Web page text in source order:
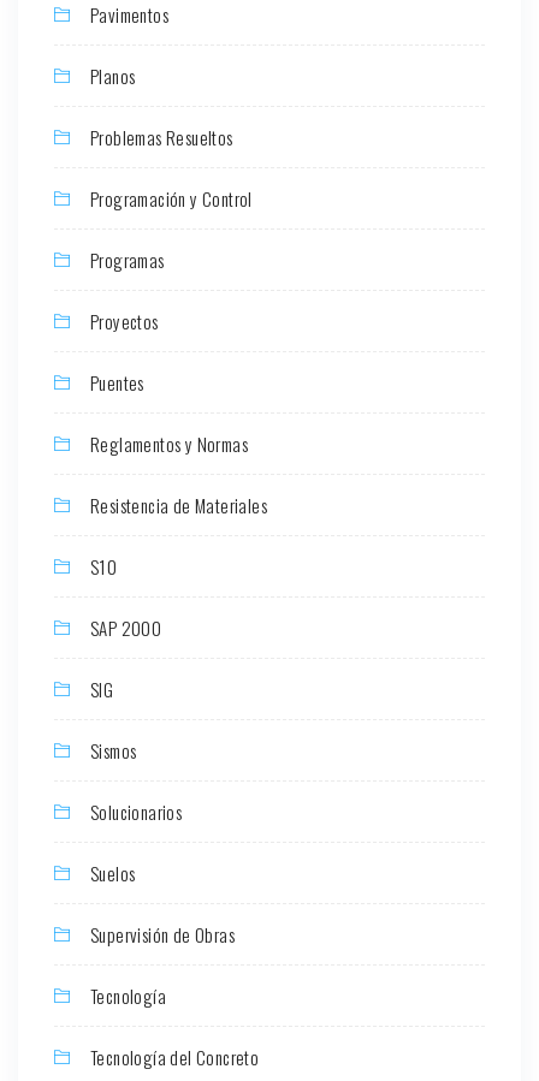
Pavimentos
Planos
Problemas Resueltos
Programación y Control
Programas
Proyectos
Puentes
Reglamentos y Normas
Resistencia de Materiales
S10
SAP 2000
SIG
Sismos
Solucionarios
Suelos
Supervisión de Obras
Tecnología
Tecnología del Concreto